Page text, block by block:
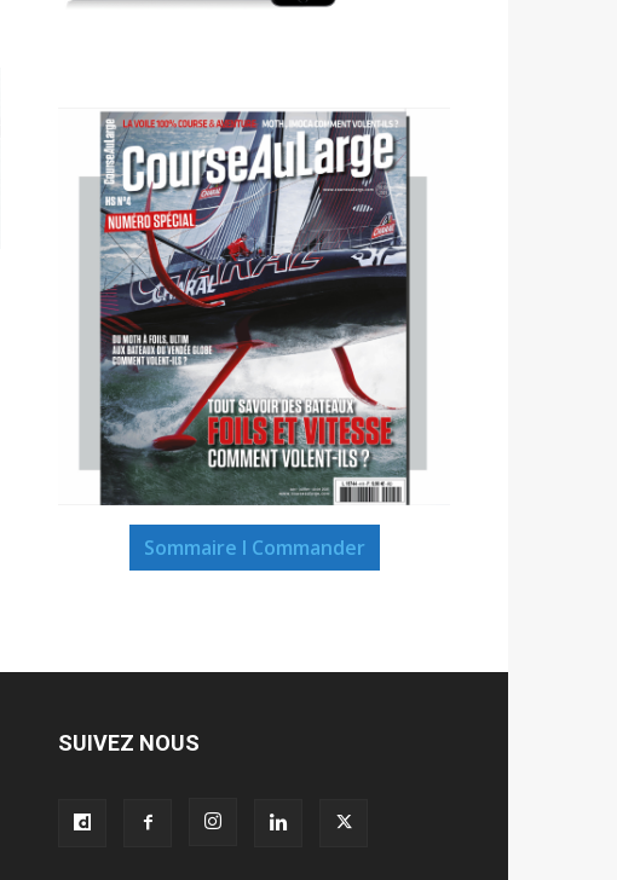
Sommaire I Commander
SUIVEZ NOUS